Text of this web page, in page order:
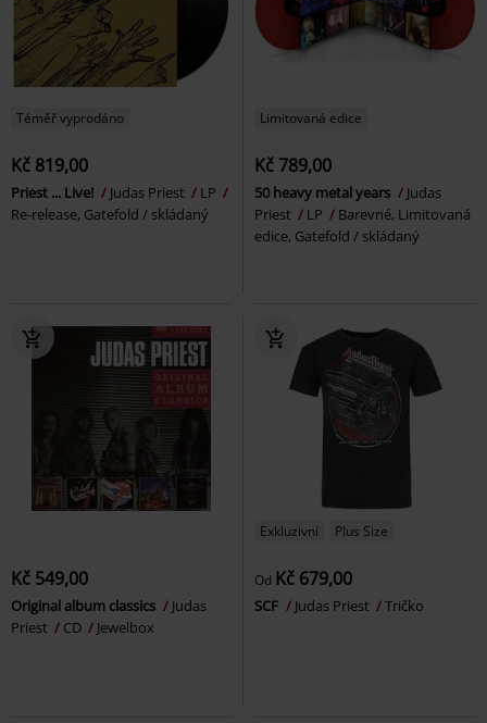
Téměř vyprodáno
Kč 819,00
Priest ... Live! Judas Priest
LP
Re-release, Gatefold / skládaný
Limitovaná edice
Kč 789,00
50 heavy metal years
Judas
Priest
LP
Barevné, Limitovaná
edice, Gatefold / skládaný
Kč 549,00
Original album classics
Judas
Priest
CD Jewelbox
Exkluzivní Plus Size
Od Kč 679,00
SCF Judas Priest Tričko